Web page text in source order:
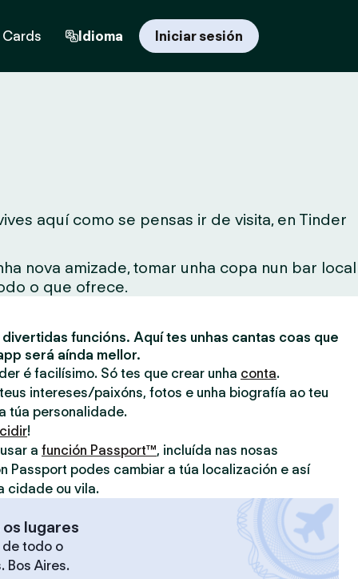
Idioma Iniciar sesión
aquí como se pensas ir de visita, en Tinder
nova amizade, tomar unha copa nun bar local
o que ofrece.
funcións. Aquí tes unhas cantas coas que
será aínda mellor.
é facilísimo. Só tes que crear unha conta.
intereses/paixóns, fotos e unha biografía ao teu
túa personalidade.
!
a función Passport™, incluída nas nosas
Passport podes cambiar a túa localización e así
cidade ou vila.
lugares
todo o
Bos Aires.